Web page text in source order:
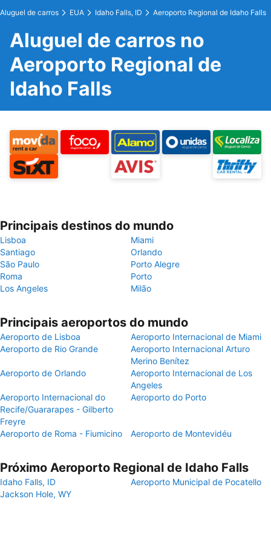
Aluguel de carros EUA Idaho Falls, ID Aeroporto Regional de Idaho Falls
Aluguel de carros no
Aeroporto Regional de
Idaho Falls
Principais destinos do mundo
Lisboa
Miami
Santiago
Orlando
São Paulo
Porto Alegre
Roma
Porto
Los Angeles
Milão
Principais aeroportos do mundo
Aeroporto de Lisboa
Aeroporto Internacional de Miami
Aeroporto de Rio Grande
Aeroporto Internacional Arturo
Merino Benítez
Aeroporto de Orlando
Aeroporto Internacional de Los
Angeles
Aeroporto Internacional do
Recife/Guararapes - Gilberto
Freyre
Aeroporto do Porto
Aeroporto de Roma - Fiumicino Aeroporto de Montevidéu
Próximo Aeroporto Regional de Idaho Falls
Idaho Falls, ID
Aeroporto Municipal de Pocatello
Jackson Hole, WY